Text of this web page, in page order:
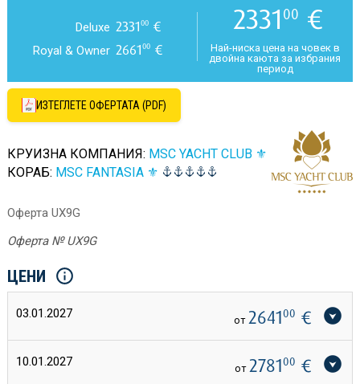
Deluxe 233100€
Royal & Owner 266100€
2331 00 €
Най-ниска цена на човек в
двойна каюта за избрания
период
ИЗТЕГЛЕТЕ ОФЕРТАТА (PDF)
КРУИЗНА КОМПАНИЯ: MSC YACHT CLUB ⚜
КОРАБ: MSC FANTASIA ⚜
Оферта UX9G
Оферта № UX9G
ЦЕНИ
03.01.2027 от 264100 €
10.01.2027 от 278100 €